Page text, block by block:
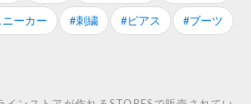
ーカー #刺繍 #ピアス #ブーツ